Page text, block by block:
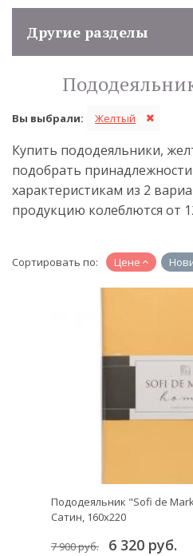
Другие разделы
Вы выбрали: Желтый
Купить пододеяльники,
подобрать
характеристикам из 2
продукцию колеблются от
Сортировать по: Цене
Пододеяльник "Sofi de
Сатин, 160х220
7 900 руб. 6 320 руб.